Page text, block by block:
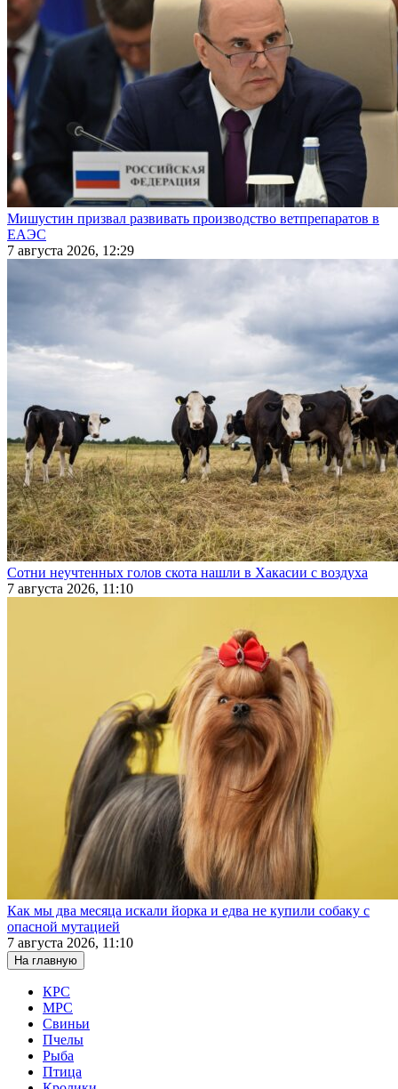
Мишустин призвал развивать производство ветпрепаратов в
ЕАЭС
7 августа 2026, 12:29
Сотни неучтенных голов скота нашли в Хакасии с воздуха
7 августа 2026, 11:10
Как мы два месяца искали йорка и едва не купили собаку с
опасной мутацией
7 августа 2026, 11:10
На главную
КРС
МРС
Свиньи
Пчелы
Рыба
Птица